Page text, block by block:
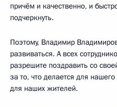
причём и качественно, и
подчеркнуть.
Поэтому, Владимир
развиваться. А всех
разрешите поздравить со
за то, что делается для
для наших жителей.